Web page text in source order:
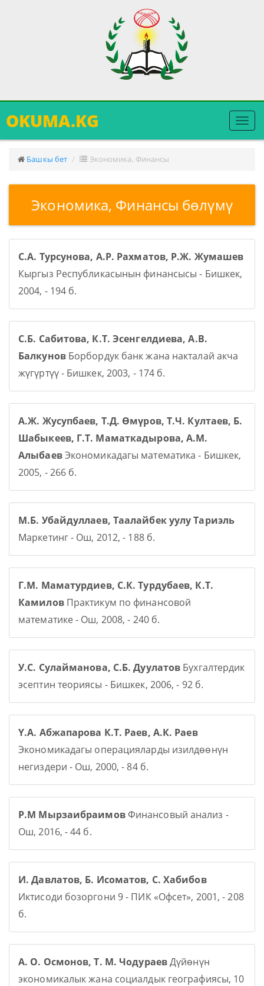
OKUMA.KG
Башкы бет Экономика, Финансы
Экономика, Финансы бөлүмү
С.А. Турсунова, А.Р. Рахматов, Р.Ж. Жумашев
Кыргыз Республикасынын финансысы - Бишкек,
2004, - 194 б.
С.Б. Сабитова, К.Т. Эсенгелдиева, А.В.
БалкуновБорбордук банк жана накталай акча
жүгүртүү - Бишкек, 2003, - 174 б.
А.Ж. Жусупбаев, Т.Д. Өмүров, Т.Ч. Култаев, Б.
Шабыкеев, Г.Т. Маматкадырова, А.М.
АлыбаевЭкономикадагы математика - Бишкек,
2005, - 266 б.
М.Б. Убайдуллаев, Таалайбек уулу Тариэль
Маркетинг - Ош, 2012, - 188 б.
Г.М. Маматурдиев, С.К. Турдубаев, К.Т.
КамиловПрактикум по финансовой
математике - Ош, 2008, - 240 б.
У.С. Сулайманова, С.Б. Дуулатов Бухгалтердик
эсептин теориясы - Бишкек, 2006, - 92 б.
Ү.А. Абжапарова К.Т. Раев, А.К. Раев
Экономикадагы операцияларды изилдөөнүн
негиздери - Ош, 2000, - 84 б.
Р.М МырзаибраимовФинансовый анализ -
Ош, 2016, - 44 б.
И. Давлатов, Б. Исоматов, С. Хабибов
Иктисоди бозоргони 9 - ПИК «Офсет», 2001, - 208
б.
А. О. Осмонов, Т. М. ЧодураевДүйөнүн
экономикалык жана социалдык географиясы, 10